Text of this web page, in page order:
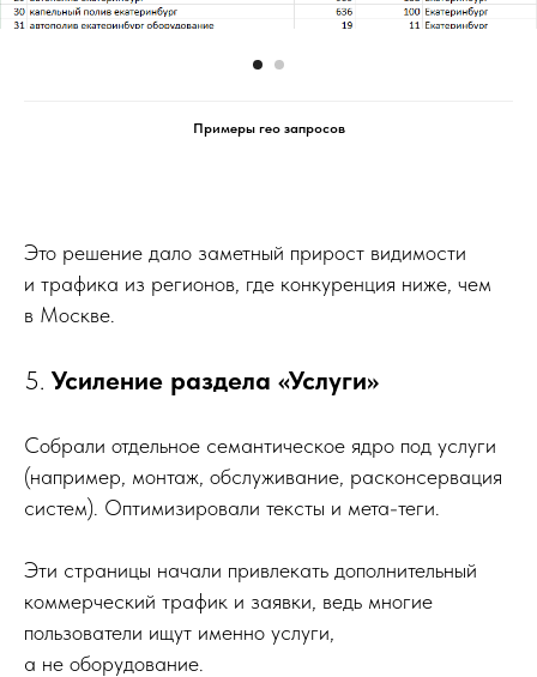
Примеры гео запросов
Это решение дало заметный прирост видимости
и трафика из регионов, где конкуренция ниже, чем
в Москве.
5. Усиление раздела «Услуги»
Собрали отдельное семантическое ядро под услуги
(например, монтаж, обслуживание, расконсервация
систем). Оптимизировали тексты и мета-теги.
Эти страницы начали привлекать дополнительный
коммерческий трафик и заявки, ведь многие
пользователи ищут именно услуги,
а не оборудование.